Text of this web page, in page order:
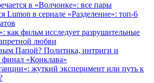
в «Волчонке»: все пары
Lumon в сериале «Разделение»: топ-6
как фильм исследует разрушительные
любви
Папой? Политика, интриги и
«Конклава»
жуткий эксперимент или путь к